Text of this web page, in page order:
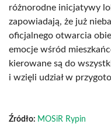
różnorodne inicjatywy
zapowiadają, że już
oficjalnego otwarcia
emocje wśród
kierowane są do
i wzięli udział w
Źródło: MOSiR Rypin